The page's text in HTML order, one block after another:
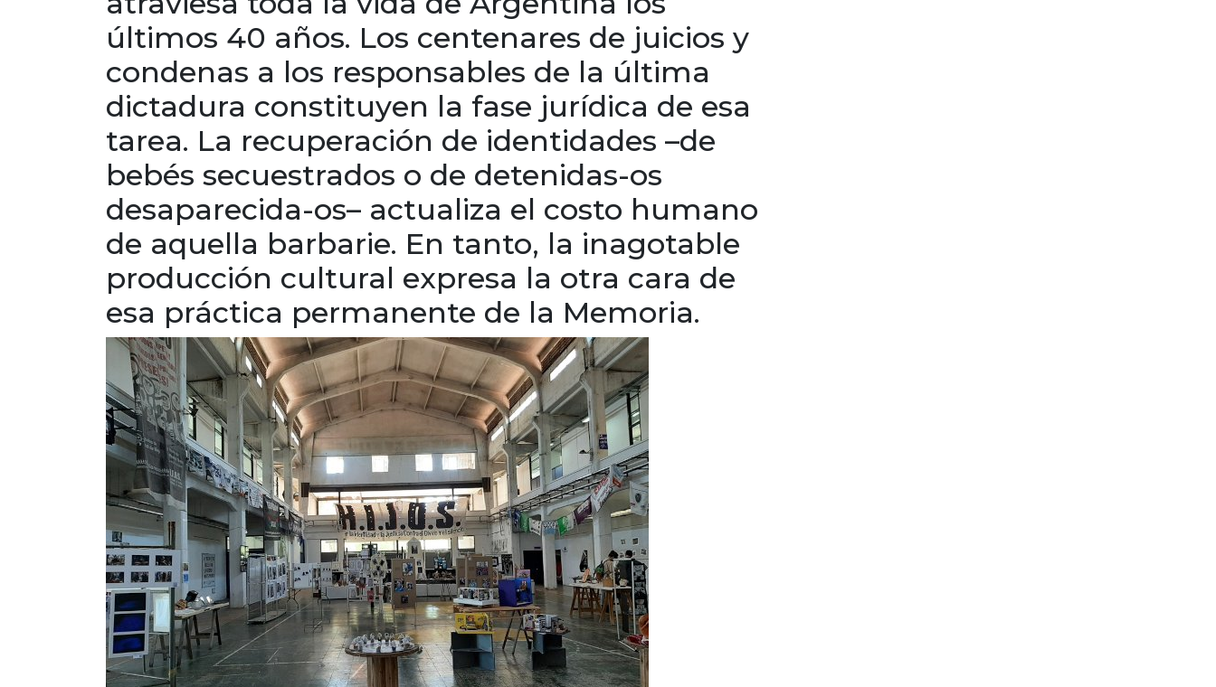
últimos 40 años. Los centenares de juicios y
condenas a los responsables de la última
dictadura constituyen la fase jurídica de esa
tarea. La recuperación de identidades –de
bebés secuestrados o de detenidas-os
desaparecida-os– actualiza el costo humano
de aquella barbarie. En tanto, la inagotable
producción cultural expresa la otra cara de
esa práctica permanente de la Memoria.